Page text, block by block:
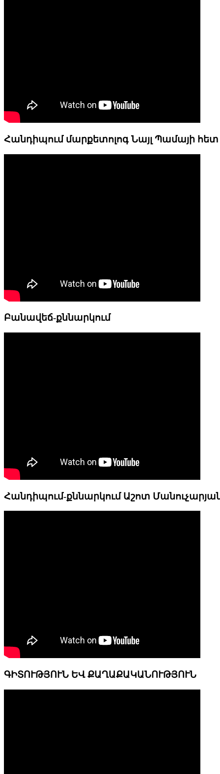
Հանդիպում մարքետոլոգ Նայլ Պամայի հետ
Բանավեճ-քննարկում
Հանդիպում-քննարկում Աշոտ
ԳԻՏՈՒԹՅՈՒՆ ԵՎ ՔԱՂԱՔԱԿԱՆՈՒԹՅՈՒՆ